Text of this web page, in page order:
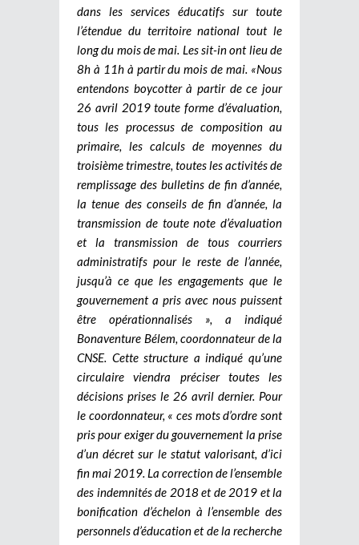
dans les services éducatifs sur toute
l’étendue du territoire national tout le
long du mois de mai. Les sit-in ont lieu de
8h à 11h à partir du mois de mai. «Nous
entendons boycotter à partir de ce jour
26 avril 2019 toute forme d’évaluation,
tous les processus de composition au
primaire, les calculs de moyennes du
troisième trimestre, toutes les activités de
remplissage des bulletins de fin d’année,
la tenue des conseils de fin d’année, la
transmission de toute note d’évaluation
et la transmission de tous courriers
administratifs pour le reste de l’année,
jusqu’à ce que les engagements que le
gouvernement a pris avec nous puissent
être opérationnalisés », a indiqué
Bonaventure Bélem, coordonnateur de la
CNSE. Cette structure a indiqué qu’une
circulaire viendra préciser toutes les
décisions prises le 26 avril dernier. Pour
le coordonnateur, « ces mots d’ordre sont
pris pour exiger du gouvernement la prise
d’un décret sur le statut valorisant, d’ici
fin mai 2019. La correction de l’ensemble
des indemnités de 2018 et de 2019 et la
bonification d’échelon à l’ensemble des
personnels d’éducation et de la recherche